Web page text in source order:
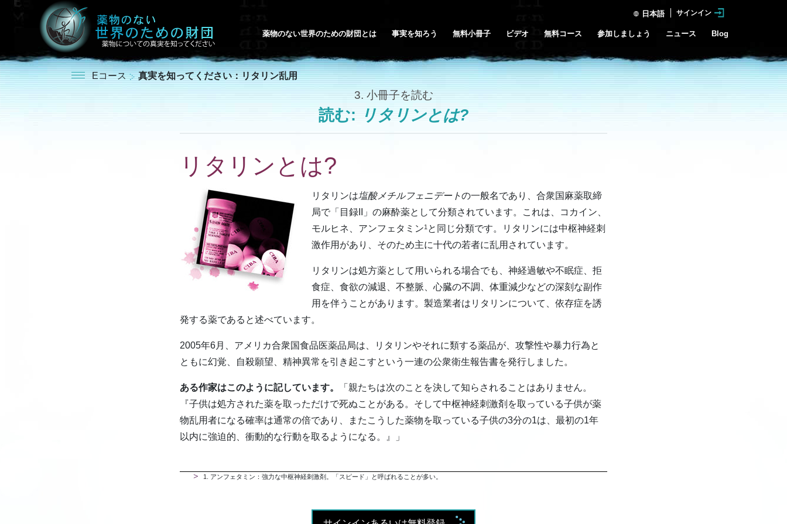
日本語 サインイン
薬物のない世界のための財団とは 事実を知ろう 無料小冊子 ビデオ 無料コース 参加しましょう ニュース Blog
Eコース 真実を知ってください：リタリン乱用
3. 小冊子を読む
読む: リタリンとは?
リタリンとは?
リタリンは塩酸メチルフェニデートの一般名であり、合衆国麻薬取締
局で「目録II」の麻酔薬として分類されています。これは、コカイン、
モルヒネ、アンフェタミン1 と同じ分類です。リタリンには中枢神経刺
激作用があり、そのため主に十代の若者に乱用されています。
リタリンは処方薬として用いられる場合でも、神経過敏や不眠症、拒
食症、食欲の減退、不整脈、心臓の不調、体重減少などの深刻な副作
用を伴うことがあります。製造業者はリタリンについて、依存症を誘
発する薬であると述べています。
2005年6月、アメリカ合衆国食品医薬品局は、リタリンやそれに類する薬品が、攻撃性や暴力行為と
ともに幻覚、自殺願望、精神異常を引き起こすという一連の公衆衛生報告書を発行しました。
ある作家はこのように記しています。
「親たちは次のことを決して知らされることはありません。
『子供は処方された薬を取っただけで死ぬことがある。そして中枢神経刺激剤を取っている子供が薬
物乱用者になる確率は通常の倍であり、またこうした薬物を取っている子供の3分の1は、最初の1年
以内に強迫的、衝動的な行動を取るようになる。』」
1 アンフェタミン：強力な中枢神経刺激剤。「スピード」と呼ばれることが多い。